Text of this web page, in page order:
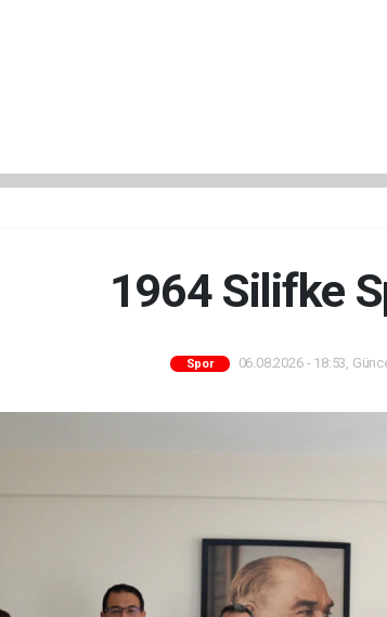
1964 Silifke
Spor 06.08.2026 - 18:53,